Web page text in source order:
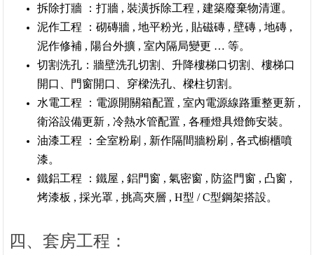
拆除打牆 ：打牆 , 裝潢拆除工程 , 建築廢棄物清運。
泥作工程 ：砌磚牆 , 地平粉光 , 貼磁磚 , 壁磚 , 地磚 ,
泥作修補 , 陽台外擴 , 室內隔局變更 … 等。
切割洗孔：牆壁洗孔切割、升降樓梯口切割、樓梯口
開口、門窗開口、穿樑洗孔、樑柱切割。
水電工程 ：電源開關箱配置 , 室內電源線路重整更新 ,
衛浴設備更新 , 冷熱水管配置 , 各種燈具燈飾安裝。
油漆工程 ：全室粉刷 , 新作隔間牆粉刷 , 各式櫥櫃噴
漆。
鐵鋁工程 ：鐵屋 , 鋁門窗 , 氣密窗 , 防盜門窗 , 凸窗 ,
烤漆板 , 採光罩 , 挑高夾層 , H型 / C型鋼架搭設。
四、套房工程：